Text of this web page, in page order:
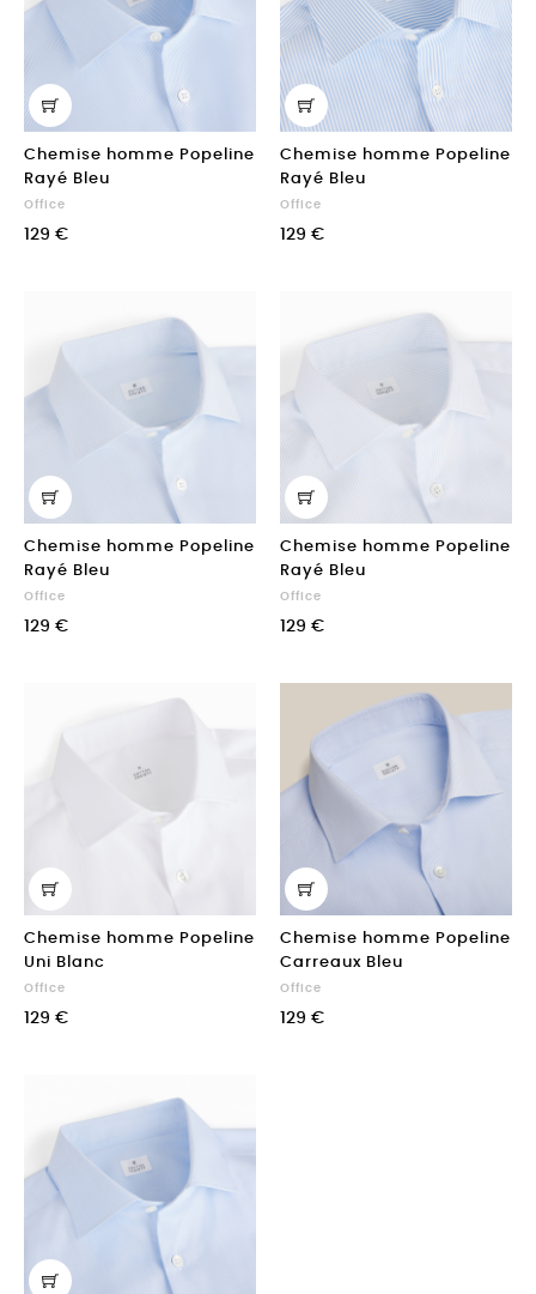
Chemise homme Popeline
Rayé Bleu
Office
129 €
Chemise homme Popeline
Rayé Bleu
Office
129 €
Chemise homme Popeline
Rayé Bleu
Office
129 €
Chemise homme Popeline
Rayé Bleu
Office
129 €
Chemise homme Popeline
Uni Blanc
Office
129 €
Chemise homme Popeline
Carreaux Bleu
Office
129 €